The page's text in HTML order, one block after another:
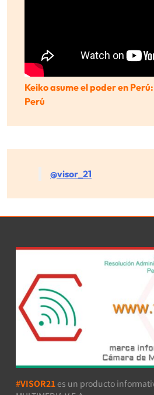
Keiko asume el poder en
Perú
@visor_21
#VISOR21 es un producto